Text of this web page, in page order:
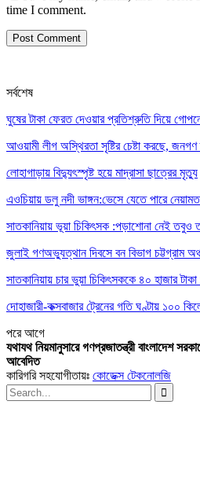
time I comment.
সর্বশেষ
ঘুষের টাকা ফেরত দেওয়ার প্রতিশ্রুতি দিয়ে
আওয়ামী লীগ অস্থিরতা সৃষ্টির চেষ্টা করছে,
লোহাগাড়ায় বিদ্যুৎস্পৃষ্ট হয়ে মাদ্রাসা ছাত্রের মৃত্যু
এওচিয়ায় ডলু নদী ভাঙ্গন:ভেসে যেতে পারে
সাতকানিয়ায় ভূয়া চিকিৎসক :পড়াশোনা নেই তবুও
জুলাই গণঅভ্যুত্থান দিবসে বন বিভাগ চট্টগ্রাম
সাতকানিয়ায় চার ভুয়া চিকিৎসককে ৪০ হাজার টাকা
দোহাজারী-কক্সবাজার ট্রেনের গতি ঘণ্টায় ১০০
পরেআগে
যথাযথ নিয়মানুসারে গণপ্রজাতন্ত্রী বাংলাদেশ
আবেদিত
কারিগরি সহযোগীতায়ঃ কোডেক্স টেকনোলজি